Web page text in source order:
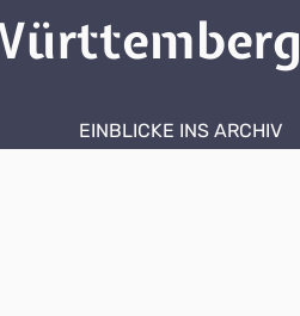
EINBLICKE INS ARCHIV